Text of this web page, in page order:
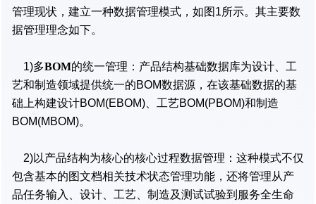
管理现状，建立一种数据管理模式，如图1所示。其主要数
据管理理念如下。
1)多BOM的统一管理：产品结构基础数据库为设计、工
艺和制造领域提供统一的BOM数据源，在该基础数据的基
础上构建设计BOM(EBOM)、工艺BOM(PBOM)和制造
BOM(MBOM)。
2)以产品结构为核心的核心过程数据管理：这种模式不仅
包含基本的图文档相关技术状态管理功能，还将管理从产
品任务输入、设计、工艺、制造及测试试验到服务全生命